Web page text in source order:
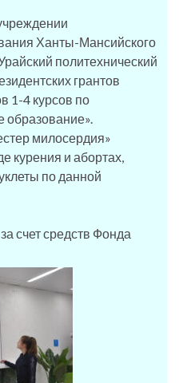
Ханты-Мансийского
политехнический
грантов
1-4 курсов по
образование».
милосердия»
курения и абортах,
по данной
счет средств Фонда